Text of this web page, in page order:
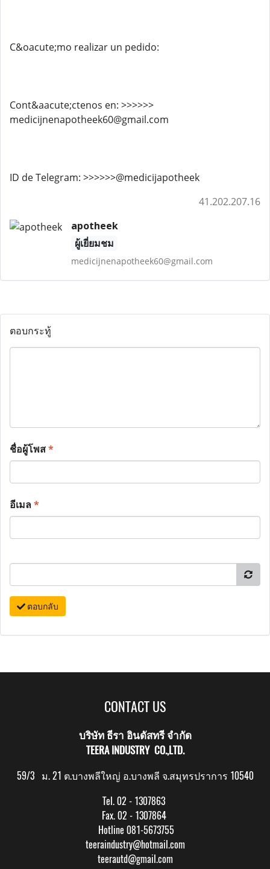
C&oacute;mo realizar un pedido:
Cont&aacute;ctenos en: >>>>>>
medicijnenapotheek60@gmail.com
ID de Telegram: >>>>>>@medicijapotheek
41.202.207.16
apotheek
ผู้เยี่ยมชม
medicijnenapotheek60@gmail.com
ตอบกระทู้
ชื่อผู้โพส*
อีเมล*
ตอบกลับ
CONTACT US
บริษัท ธีรา อินดัสทรี จำกัด
TEERA INDUSTRY CO.,LTD.
59/3 ม. 21 ต.บางพลีใหญ่ อ.บางพลี จ.สมุทรปราการ 10540
Tel. 02 - 1307863
Fax. 02 - 1307864
Hotline 081-5673755
teeraindustry@hotmail.com
teerautd@gmail.com